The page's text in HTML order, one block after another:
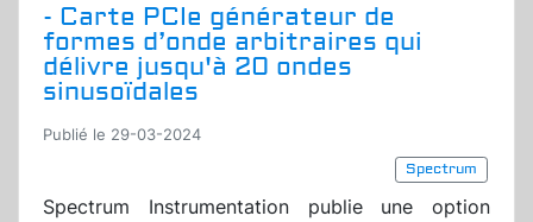
- Carte PCIe générateur de
formes d’onde arbitraires qui
délivre jusqu'à 20 ondes
sinusoïdales
Publié le 29-03-2024
Spectrum
Spectrum Instrumentation publie une option